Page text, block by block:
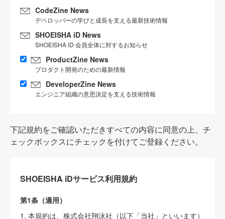
CodeZine News
デベロッパーの学びと成長を支える最新技術情報
SHOEISHA iD News
SHOEISHA iD 会員全体に対するお知らせ
ProductZine News
プロダクト開発のための最新情報
DeveloperZine News
エンジニア組織の意思決定を支える技術情報
下記規約をご確認いただきすべての内容に同意の上、チ
ェックボックスにチェックを付けてご登録ください。
SHOEISHA iDサービス利用規約
第1条（適用）
1. 本規約は、株式会社翔泳社（以下「当社」といいます）